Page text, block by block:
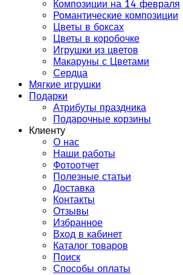
Композиции на 14 февраля
Романтические композиции
Цветы в боксах
Цветы в коробочке
Игрушки из цветов
Макаруны с Цветами
Сердца
Мягкие игрушки
Подарки
Атрибуты праздника
Подарочные корзины
Клиенту
О нас
Наши работы
Фотоотчет
Полезные статьи
Доставка
Контакты
Отзывы
Избранное
Вход в кабинет
Каталог товаров
Поиск
Способы оплаты